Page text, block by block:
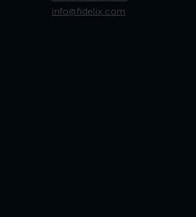
info@fidelix.com